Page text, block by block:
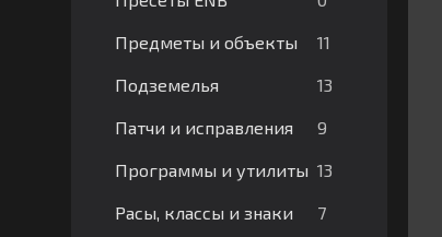
Предметы и объекты 11
Подземелья 13
Патчи и исправления 9
Программы и утилиты 13
Расы, классы и знаки 7